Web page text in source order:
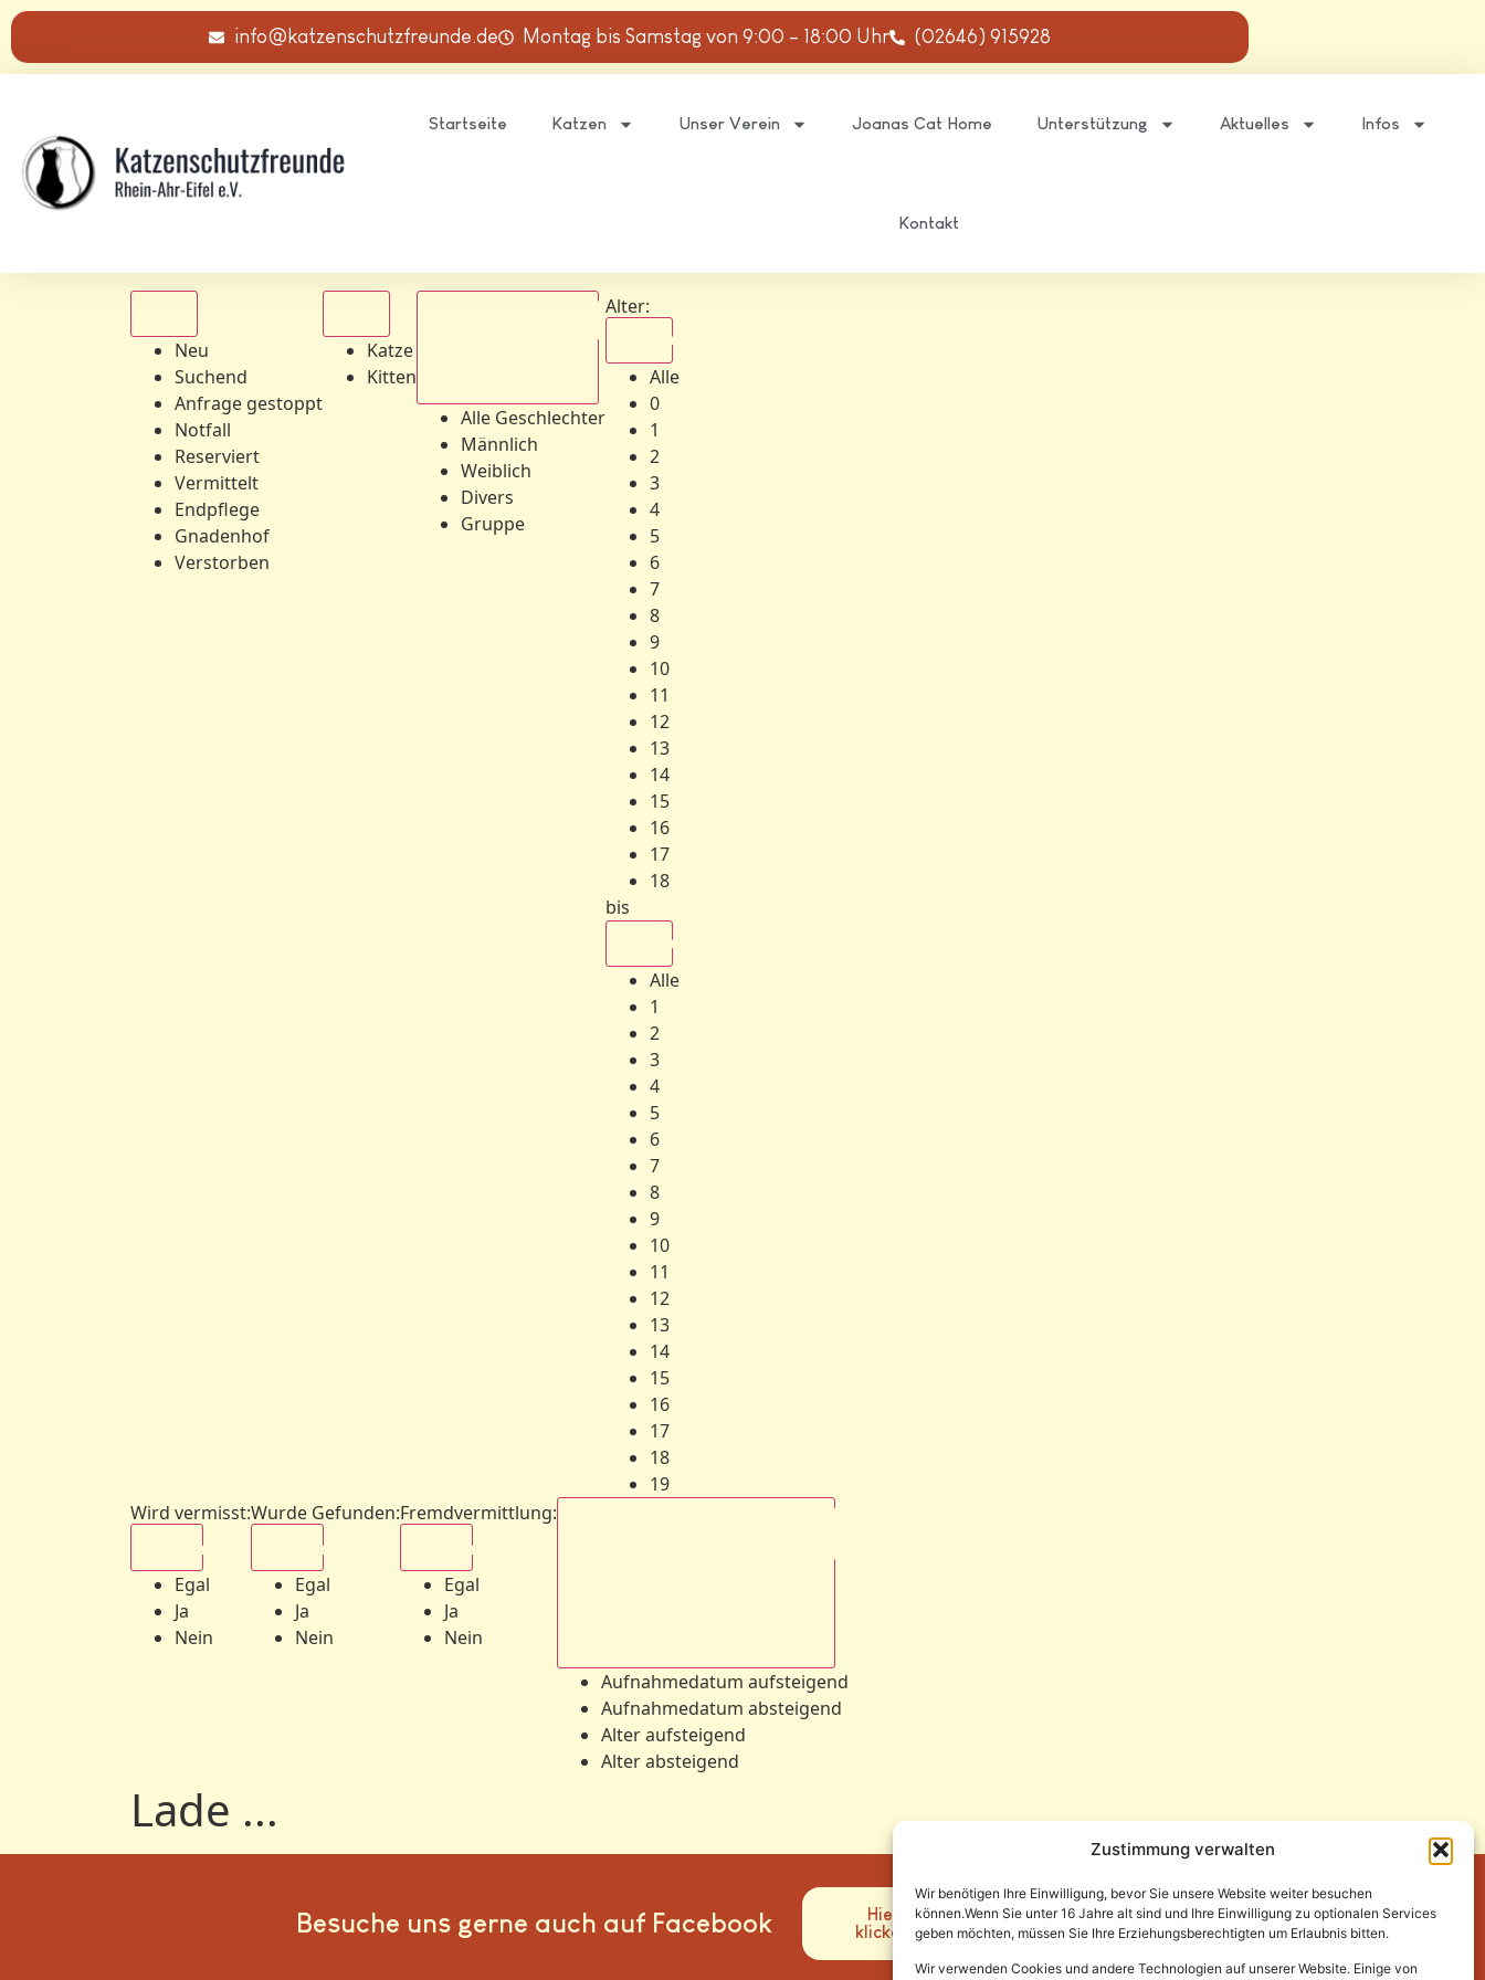
Zustimmung verwalten
Wir benötigen Ihre Einwilligung, bevor Sie unsere Website weiter besuchen
können.Wenn Sie unter 16 Jahre alt sind und Ihre Einwilligung zu optionalen Services
geben möchten, müssen Sie Ihre Erziehungsberechtigten um Erlaubnis bitten.
Wir verwenden Cookies und andere Technologien auf unserer Website. Einige von
info@katzenschutzfreunde.de Montag bis Samstag von 9:00 – 18:00 Uhr (02646) 915928
Startseite Katzen Unser Verein Joanas Cat Home Unterstützung Aktuelles Infos
Kontakt
Neu
Suchend
Anfrage gestoppt
Notfall
Reserviert
Vermittelt
Endpflege
Gnadenhof
Verstorben
Katze
Kitten
Alle Geschlechter
Männlich
Weiblich
Divers
Gruppe
Alter:
Alle
0
1
2
3
4
5
6
7
8
9
10
11
12
13
14
15
16
17
18
bis
Alle
1
2
3
4
5
6
7
8
9
10
11
12
13
14
15
16
17
18
19
Wird vermisst:
Egal
Ja
Nein
Wurde Gefunden:
Egal
Ja
Nein
Fremdvermittlung:
Egal
Ja
Nein
Aufnahmedatum aufsteigend
Aufnahmedatum absteigend
Alter aufsteigend
Alter absteigend
Lade ...
Besuche uns gerne auch auf Facebook
Hier
klicken